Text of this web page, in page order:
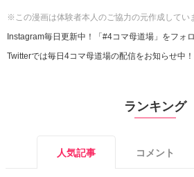
※この漫画は体験者本人のご協力の元作成してい
Instagram毎日更新中！「#4コマ母道場」をフォ
Twitterでは毎日4コマ母道場の配信をお知らせ中！
ランキング
人気記事 コメント